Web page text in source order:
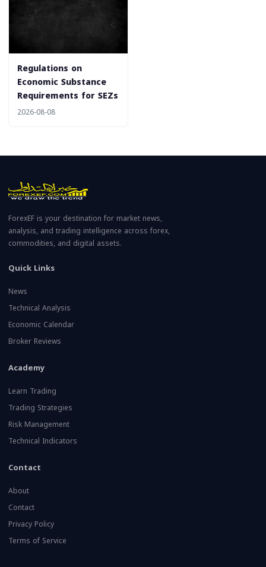
‎Regulations on
Economic Substance
Requirements for SEZs
2026-08-08
ForexEF is your destination for market news,
analysis, and trading intelligence across forex,
commodities, and digital assets.
Quick Links
News
Technical Analysis
Economic Calendar
Broker Reviews
Academy
Learn Trading
Trading Strategies
Risk Management
Technical Indicators
Contact
About
Contact
Privacy Policy
Terms of Service